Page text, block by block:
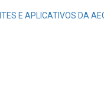
E APLICATIVOS DA